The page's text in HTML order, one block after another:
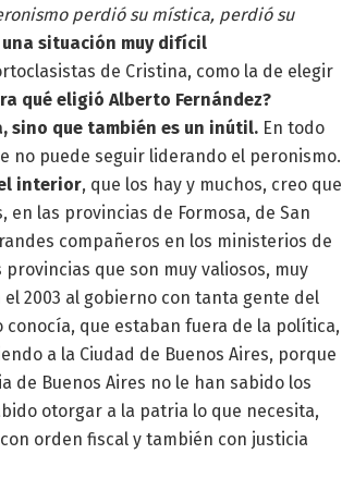
perdió su mística, perdió su
una situación muy difícil
de Cristina, como la de elegir
qué eligió Alberto Fernández?
sino que también es un inútil. En todo
no puede seguir liderando el peronismo.
interior, que los hay y muchos, creo que
las provincias de Formosa, de San
compañeros en los ministerios de
que son muy valiosos, muy
2003 al gobierno con tanta gente del
conocía, que estaban fuera de la política,
a la Ciudad de Buenos Aires, porque
de Buenos Aires no le han sabido los
otorgar a la patria lo que necesita,
orden fiscal y también con justicia